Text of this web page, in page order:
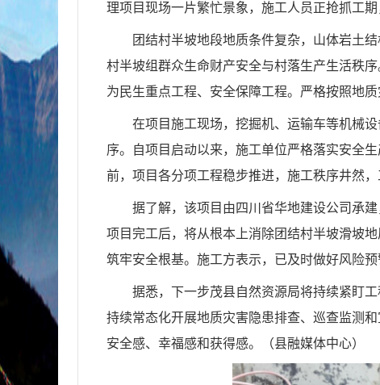
理项目现场一片繁忙景象，施工人员正抢抓工
团结村半坡地段地质条件复杂，山体岩土
村半坡组群众生命财产安全与村落生产生活秩
为民生重点工程、安全保障工程。严格按照地
在项目施工现场，挖掘机、运输车等机械
序。自项目启动以来，施工单位严格落实安全
前，项目各分项工程稳步推进，施工秩序井然
据了解，该项目由四川省华地建设公司承
项目完工后，将从根本上消除团结村半坡滑坡
筑牢安全根基。施工方表示，已及时做好风险
据悉，下一步茂县自然资源局将持续紧盯
持续常态化开展地质灾害隐患排查、巡查监测
安全感、幸福感和获得感。（县融媒体中心）